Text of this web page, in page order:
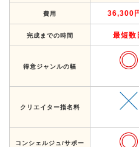
費用 36,300
完成までの時間 最短数
得意ジャンルの幅
クリエイター指名料
コンシェルジュ/サポー